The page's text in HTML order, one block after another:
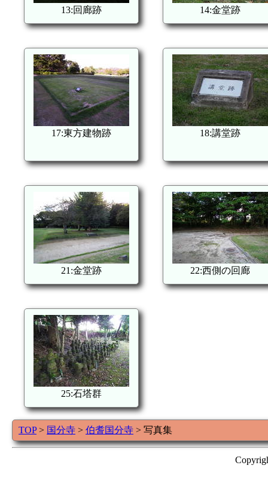
13:回廊跡 14:金堂跡
17:東方建物跡 18:講堂跡
21:金堂跡 22:西側の回廊
25:石塔群
TOP> 国分寺 > 伯耆国分寺 > 写真集